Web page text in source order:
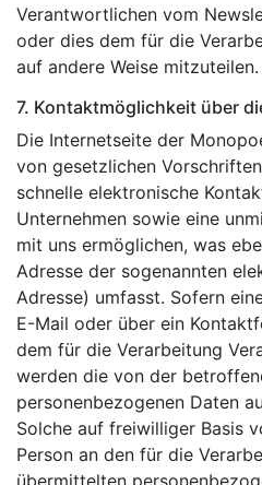
Verantwortlichen vom
oder dies dem für die
auf andere Weise mitzuteilen.
7. Kontaktmöglichkeit über
Die Internetseite der
von gesetzlichen
schnelle elektronische
Unternehmen sowie eine
mit uns ermöglichen, was
Adresse der sogenannten
Adresse) umfasst. Sofern
E-Mail oder über ein
dem für die Verarbeitung
werden die von der
personenbezogenen Daten
Solche auf freiwilliger Basis
Person an den für die
übermittelten